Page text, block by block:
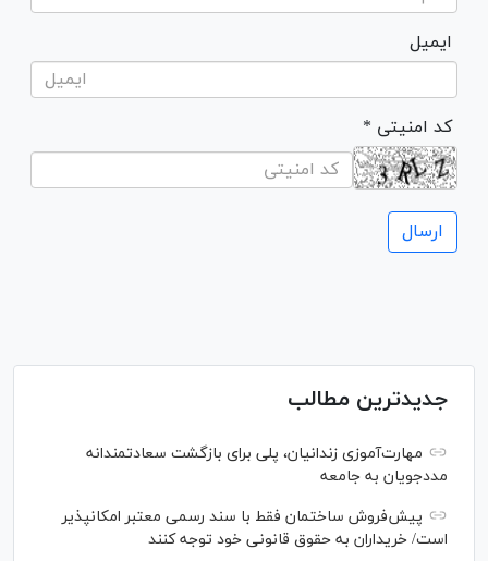
ایمیل
* کد امنیتی
جدیدترین مطالب
مهارت‌آموزی زندانیان، پلی برای بازگشت سعادتمندانه
مددجویان به جامعه
پیش‌فروش ساختمان فقط با سند رسمی معتبر امکانپذیر
است/ خریداران به حقوق قانونی خود توجه کنند